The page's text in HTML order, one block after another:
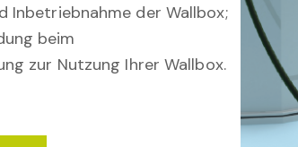
Inbetriebnahme der Wallbox;
beim
zur Nutzung Ihrer Wallbox.